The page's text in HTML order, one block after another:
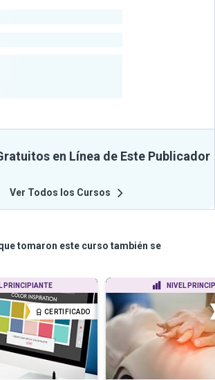
en Línea de Este Publicador
Ver Todos los Cursos
tomaron este curso también se
PRINCIPIANTE
CERTIFICADO
NIVEL